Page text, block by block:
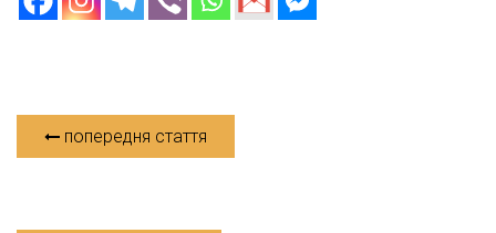
попередня стаття